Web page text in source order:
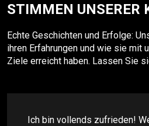
STIMMEN UNSERER
Echte Geschichten und Erfolge:
ihren Erfahrungen und wie sie mit
Ziele erreicht haben. Lassen Sie
Ich bin vollends zufrieden!